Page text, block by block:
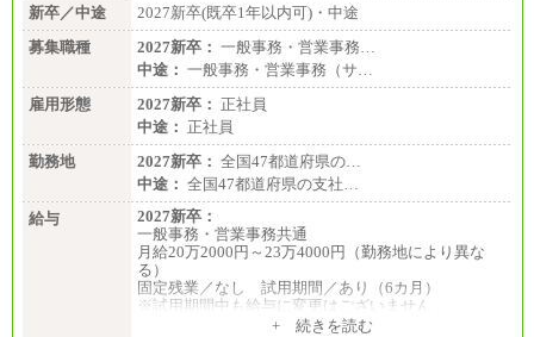
新卒／中途
2027新卒(既卒1年以内可)・中途
募集職種
2027新卒： 一般事務・営業事務…
中途： 一般事務・営業事務（サ…
雇用形態
2027新卒： 正社員
中途： 正社員
勤務地
2027新卒： 全国47都道府県の…
中途： 全国47都道府県の支社…
給与
2027新卒：
一般事務・営業事務共通
月給20万2000円～23万4000円（勤務地により異な
る）
固定残業／なし 試用期間／あり（6カ月）
※試用期間中も給与に変更はございません
+ 続きを読む